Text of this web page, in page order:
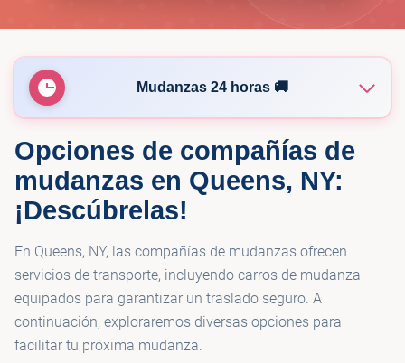
Mudanzas 24 horas 🚚
🚚
纽约大明搬家公司 DM New York Moving
Company
🚚 Mudanzas La 90
🚚 NY Economic Moving LLC.
Opciones de compañías de
mudanzas en Queens, NY:
¡Descúbrelas!
En Queens, NY, las compañías de mudanzas ofrecen
servicios de transporte, incluyendo carros de mudanza
equipados para garantizar un traslado seguro. A
continuación, exploraremos diversas opciones para
facilitar tu próxima mudanza.